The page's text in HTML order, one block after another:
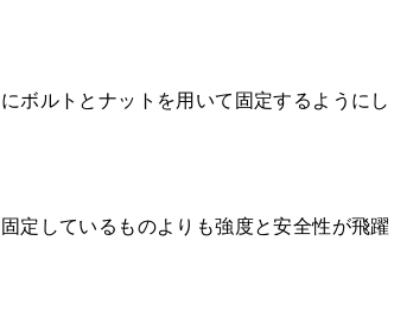
ボルトとナットを用いて固定するようにし
定しているものよりも強度と安全性が飛躍